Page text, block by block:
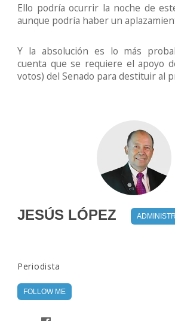
Ello podría ocurrir la noche de
aunque podría haber un
Y la absolución es lo más
cuenta que se requiere el apoyo
votos) del Senado para destituir al
JESÚS LÓPEZ
Periodista
FOLLOW ME